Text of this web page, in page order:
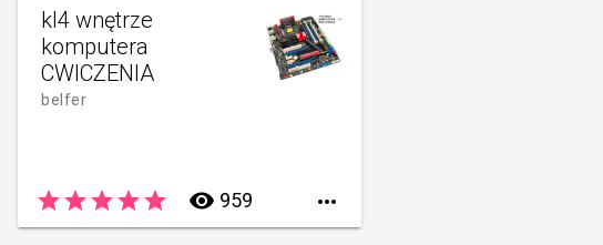
kl4 wnętrze
komputera
CWICZENIA
belfer
starstarstarstarstar remove_red_eye 959 